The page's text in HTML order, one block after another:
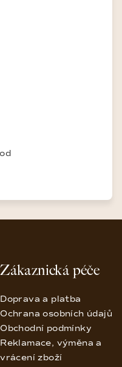
Zákaznická péče
Doprava a platba
Ochrana osobních údajů
Obchodní podmínky
Reklamace, výměna a
vrácení zboží